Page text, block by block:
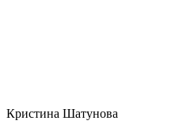
Кристина Шатунова